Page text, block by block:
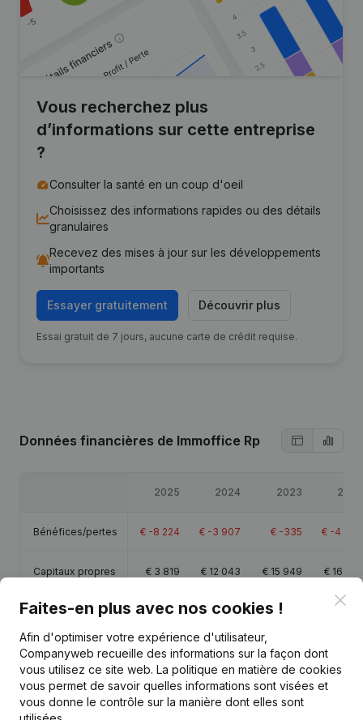
Vous recherchez plus
d’informations sur cette entreprise
?
Consulter la santé en un coup d'oeil
Choisissez des informations rapides ou des détails
granulaires
Recevez des mises à jour sur les développements
importants
Essayer gratuitement Découvrir plus
Essai gratuit de 7 jours, aucune carte de crédit requise.
Données financières de Immoffice Rp
2025 2024 2023 2022
Bénéfices/pertes € -8 224 € -3 907 € -335 € -4 700
Capitaux propres € 3 819 € 12 043 € 15 949 € 16 285
Marge brute €28 946 € 31 786 €36 859
Personnel 0,6 1 0,5
Faites-en plus avec nos cookies !
Afin d'optimiser votre expérience d'utilisateur,
Companyweb recueille des informations sur la façon dont
vous utilisez ce site web. La politique en matière de cookies
vous permet de savoir quelles informations sont visées et
vous donne le contrôle sur la manière dont elles sont